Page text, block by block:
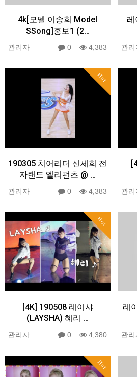
4k[모델 이송희 Model
SSong]홍보1 (2…
관리자 0 4,383
레
관리
Hot
190305 치어리더 신세희 전
자랜드 엘리펀츠 @ …
관리자 0 4,383 관리
Hot
[4K] 190508 레이샤
(LAYSHA) 혜리 …
관리자 0 4,380
레
관리
Hot